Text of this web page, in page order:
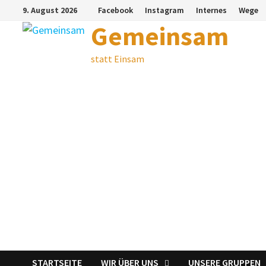
Inhalt
9. August 2026 Facebook Instagram Internes Wege
Gemeinsam
statt Einsam
STARTSEITE WIR ÜBER UNS UNSERE GRUPPEN